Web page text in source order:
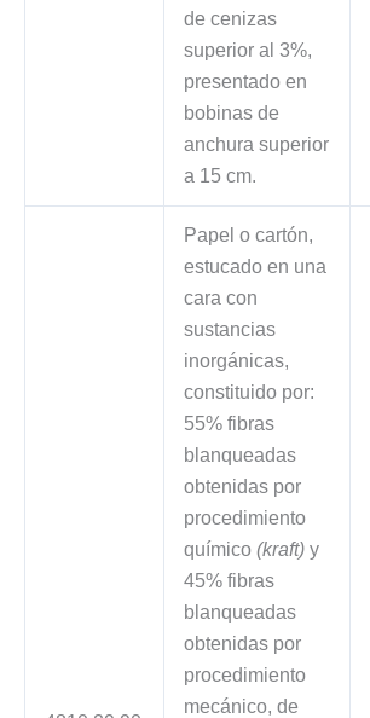
de cenizas
superior al 3%,
presentado en
bobinas de
anchura superior
a 15 cm.
Papel o cartón,
estucado en una
cara con
sustancias
inorgánicas,
constituido por:
55% fibras
blanqueadas
obtenidas por
procedimiento
químico (kraft) y
45% fibras
blanqueadas
obtenidas por
procedimiento
mecánico, de